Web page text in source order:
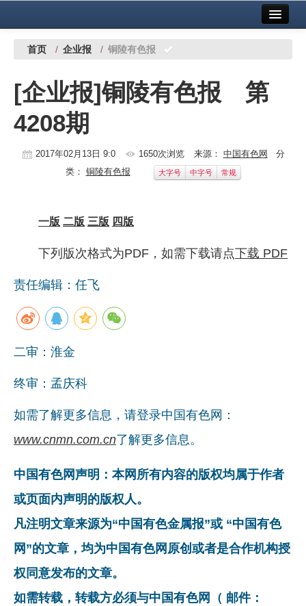
中国有色金属报社主办 广告服务
铜镍铅锌
铝
稀有稀土
企业文化
《资源再生》杂志
行情报价
数字报
首页 / 企业报 / 铜陵有色报
[企业报]铜陵有色报 第
4208期
2017年02月13日 9:0 1650次浏览 来源： 中国有色网 分
类： 铜陵有色报 大字号 中字号 常规
一版 二版 三版 四版
下列版次格式为PDF，如需下载请点下载 PDF
责任编辑：任飞
二审：淮金
终审：孟庆科
如需了解更多信息，请登录中国有色网：
www.cnmn.com.cn了解更多信息。
中国有色网声明：本网所有内容的版权均属于作者
或页面内声明的版权人。
凡注明文章来源为“中国有色金属报”或 “中国有色
网”的文章，均为中国有色网原创或者是合作机构授
权同意发布的文章。
如需转载，转载方必须与中国有色网（ 邮件：